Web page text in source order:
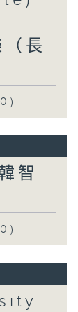
長
智